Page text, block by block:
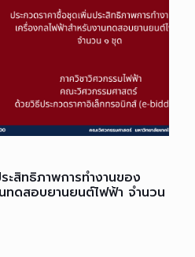
ะสิทธิภาพการทำงานของ
ทดสอบยานยนต์ไฟฟ้า จำนวน